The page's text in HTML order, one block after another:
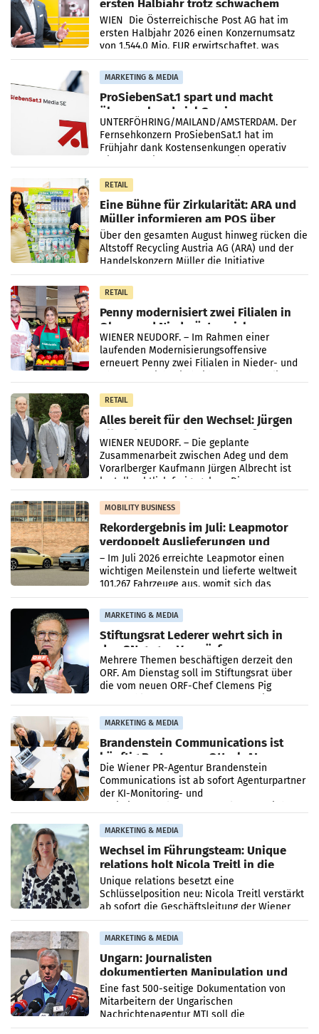
ersten Halbjahr trotz schwachem
Briefgeschäft
WIEN Die Österreichische Post AG hat im
ersten Halbjahr 2026 einen Konzernumsatz
von 1.544,0 Mio. EUR erwirtschaftet, was
einem Plus von 3,8 Prozent gegenüber dem
Vergleichszeitraum
MARKETING & MEDIA
ProSiebenSat.1 spart und macht
überraschend viel Gewinn
UNTERFÖHRING/MAILAND/AMSTERDAM. Der
Fernsehkonzern ProSiebenSat.1 hat im
Frühjahr dank Kostensenkungen operativ
RETAIL
Eine Bühne für Zirkularität: ARA und
Müller informieren am POS über
Kreislauffähigkeit
Über den gesamten August hinweg rücken die
Altstoff Recycling Austria AG (ARA) und der
Handelskonzern Müller die Initiative
„Kreislauf-Helden“ in allen österreichischen
Müller-Filialen
RETAIL
Penny modernisiert zwei Filialen in
Ober- und Niederösterreich
WIENER NEUDORF. – Im Rahmen einer
laufenden Modernisierungsoffensive
erneuert Penny zwei Filialen in Nieder- und
RETAIL
Alles bereit für den Wechsel: Jürgen
Albrecht setzt ab 1.1.2027 auf Adeg
WIENER NEUDORF. – Die geplante
Zusammenarbeit zwischen Adeg und dem
Vorarlberger Kaufmann Jürgen Albrecht ist
kartellrechtlich freigegeben: Die
Bundeswettbewerbsbehörde und der
Bundeskartellanwalt
MOBILITY BUSINESS
Rekordergebnis im Juli: Leapmotor
verdoppelt Auslieferungen und
überschreitet die 100.000er-Marke
– Im Juli 2026 erreichte Leapmotor einen
wichtigen Meilenstein und lieferte weltweit
101.267 Fahrzeuge aus, womit sich das
Ergebnis gegenüber Juli 2025 mehr als
verdoppelte (+102
MARKETING & MEDIA
Stiftungsrat Lederer wehrt sich in
den SN gegen Vorwürfe
Mehrere Themen beschäftigen derzeit den
ORF. Am Dienstag soll im Stiftungsrat über
die vom neuen ORF-Chef Clemens Pig
MARKETING & MEDIA
Brandenstein Communications ist
künftig Partner von OtterlyAI
Die Wiener PR-Agentur Brandenstein
Communications ist ab sofort Agenturpartner
der KI-Monitoring- und
MARKETING & MEDIA
Wechsel im Führungsteam: Unique
relations holt Nicola Treitl in die
Geschäftsleitung
Unique relations besetzt eine
Schlüsselposition neu: Nicola Treitl verstärkt
ab sofort die Geschäftsleitung der Wiener
PR-Agentur an der Seite von Josef Kalina und
Anna Kalina-Mahr.
MARKETING & MEDIA
Ungarn: Journalisten
dokumentierten Manipulation und
Zensur
Eine fast 500-seitige Dokumentation von
Mitarbeitern der Ungarischen
Nachrichtenagentur MTI soll die
systematische Nachrichten-Manipulation und